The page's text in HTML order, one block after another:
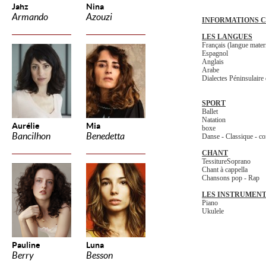
Jahz
Armando
Nina
Azouzi
Aurélie
Bancilhon
Mia
Benedetta
Pauline
Berry
Luna
Besson
INFORMATIONS
LES LANGUES
Français (langue
Espagnol
Anglais
Arabe
Dialectes
SPORT
Ballet
Natation
boxe
Danse - Classique -
CHANT
TessitureSoprano
Chant à cappella
Chansons pop - Rap
LES
Piano
Ukulele